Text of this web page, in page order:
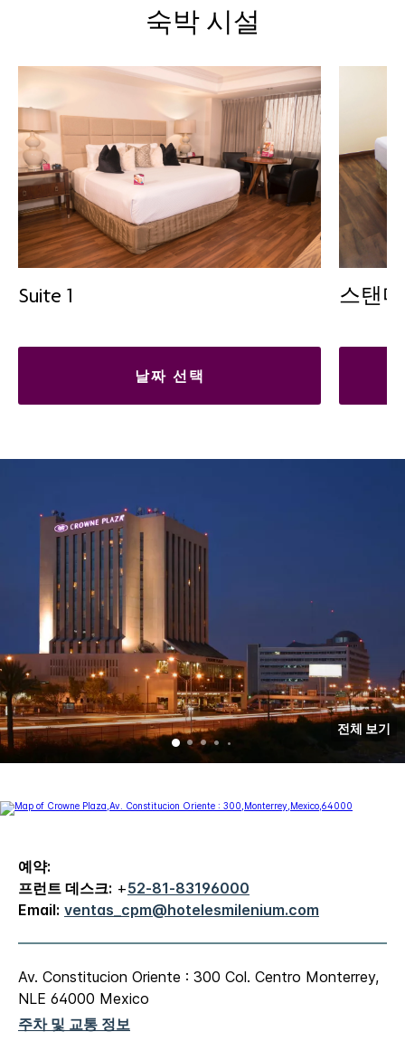
숙박 시설
Suite 1
날짜 선택
스탠
전체 보기
예약:
프런트 데스크: +52-81-83196000
Email: ventas_cpm@hotelesmilenium.com
Av. Constitucion Oriente : 300 Col. Centro Monterrey,
NLE 64000 Mexico
주차 및 교통 정보